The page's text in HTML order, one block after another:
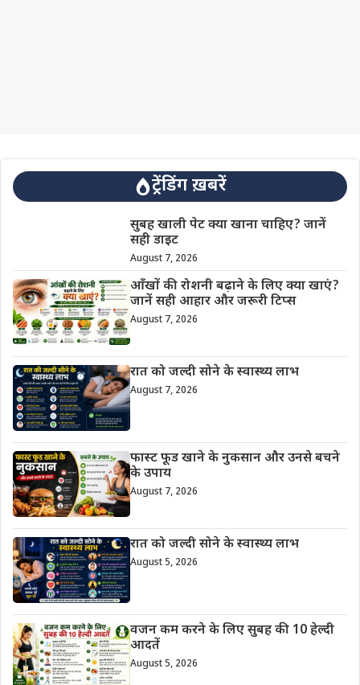
ट्रेंडिंग ख़बरें
सुबह खाली पेट क्या खाना चाहिए? जानें
सही डाइट
August 7, 2026
आँखों की रोशनी बढ़ाने के लिए क्या खाएं?
जानें सही आहार और जरूरी टिप्स
August 7, 2026
रात को जल्दी सोने के स्वास्थ्य लाभ
August 7, 2026
फास्ट फूड खाने के नुकसान और उनसे बचने
के उपाय
August 7, 2026
रात को जल्दी सोने के स्वास्थ्य लाभ
August 5, 2026
वजन कम करने के लिए सुबह की 10 हेल्दी
आदतें
August 5, 2026